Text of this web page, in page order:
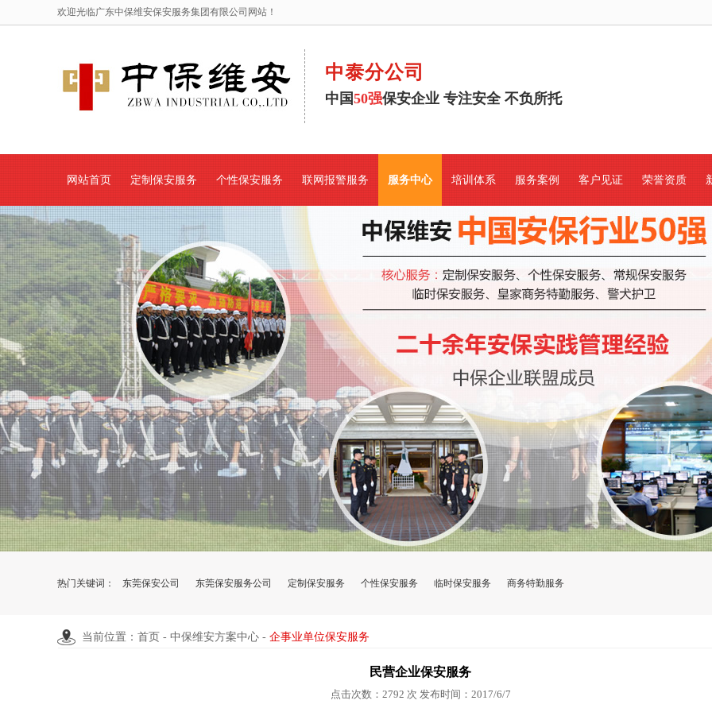
欢迎光临广东中保维安保安服务集团有限公司网站！
中泰分公司
中国50强保安企业 专注安全 不负所托
网站首页 定制保安服务 个性保安服务 联网报警服务 服务中心 培训体系 服务案例 客户见证 荣誉资质
热门关键词： 东莞保安公司 东莞保安服务公司 定制保安服务 个性保安服务 临时保安服务 商务特勤服务
当前位置：首页 - 中保维安方案中心 - 企事业单位保安服务
民营企业保安服务
点击次数：2792 次 发布时间：2017/6/7